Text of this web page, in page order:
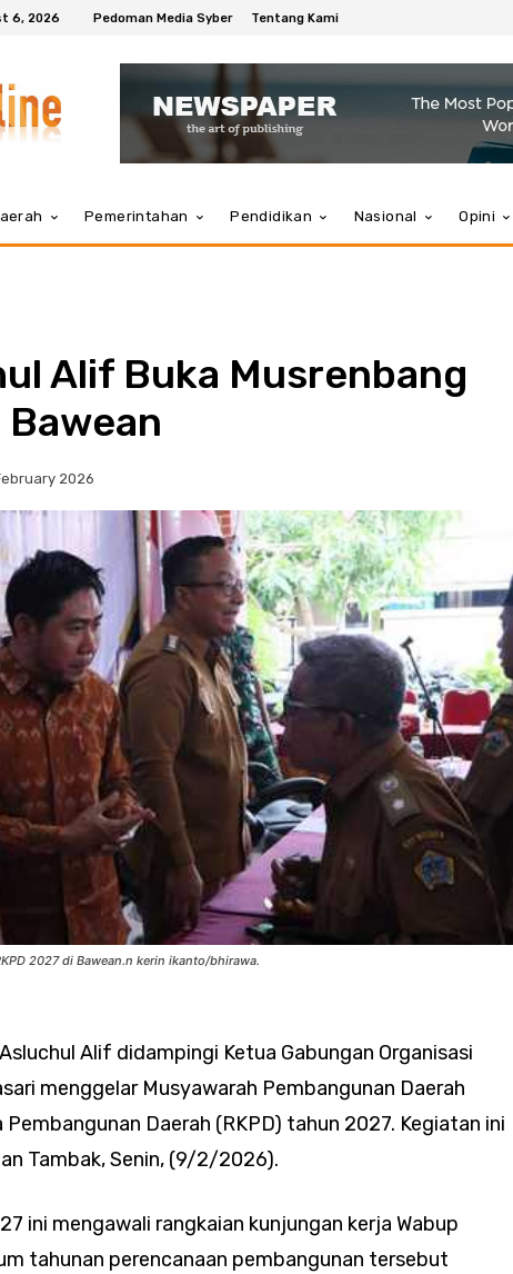
6, 2026 Pedoman Media Syber Tentang Kami
Pemerintahan Pendidikan Nasional Opini
Alif Buka Musrenbang
Bawean
2026
2027 di Bawean.n kerin ikanto/bhirawa.
Alif didampingi Ketua Gabungan Organisasi
menggelar Musyawarah Pembangunan Daerah
Daerah (RKPD) tahun 2027. Kegiatan ini
Tambak, Senin, (9/2/2026).
ini mengawali rangkaian kunjungan kerja Wabup
tahunan perencanaan pembangunan tersebut